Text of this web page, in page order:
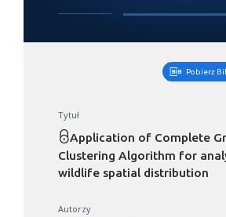
Pobierz
Tytuł
Application of Complete
Clustering Algorithm for
wildlife spatial distribution
Autorzy